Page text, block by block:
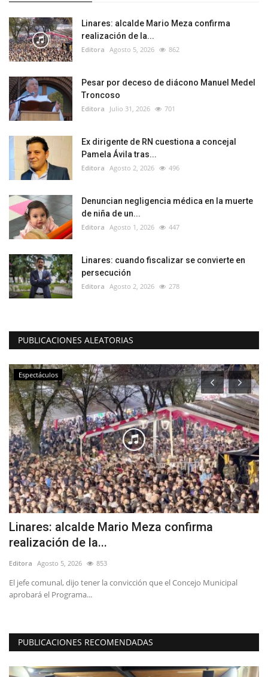
Linares: alcalde Mario Meza confirma
realización de la...
Editora Agosto 5, 2026 862
Pesar por deceso de diácono Manuel Medel
Troncoso
Editora Julio 31, 2026 701
Ex dirigente de RN cuestiona a concejal
Pamela Ávila tras...
Editora Agosto 2, 2026 496
Denuncian negligencia médica en la muerte
de niña de un...
Editora Agosto 1, 2026 447
Linares: cuando fiscalizar se convierte en
persecución
Editora Agosto 2, 2026 278
PUBLICACIONES ALEATORIAS
Espectáculos
Linares: alcalde Mario Meza confirma
realización de la...
Editora Agosto 5, 2026 853
El jefe comunal, dijo tener la convicción que el Concejo Municipal
aprobará el Programa...
PUBLICACIONES RECOMENDADAS